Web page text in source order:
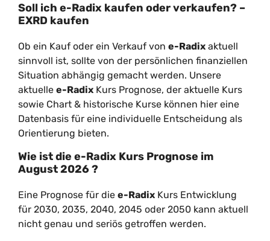
Soll ich e-Radix kaufen oder verkaufen? –
EXRD kaufen
Ob ein Kauf oder ein Verkauf von e-Radix aktuell
sinnvoll ist, sollte von der persönlichen finanziellen
Situation abhängig gemacht werden. Unsere
aktuelle e-Radix Kurs Prognose, der aktuelle Kurs
sowie Chart & historische Kurse können hier eine
Datenbasis für eine individuelle Entscheidung als
Orientierung bieten.
Wie ist die e-Radix Kurs Prognose im
August2026?
Eine Prognose für die e-Radix Kurs Entwicklung
für 2030, 2035, 2040, 2045 oder 2050 kann aktuell
nicht genau und seriös getroffen werden.